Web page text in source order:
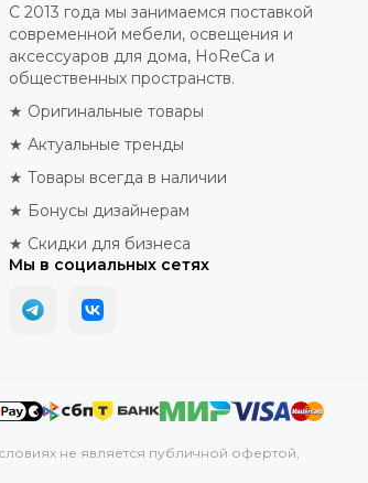
С 2013 года мы занимаемся поставкой
современной мебели, освещения и
аксессуаров для дома, HoReCa и
общественных пространств.
★ Оригинальные товары
★ Актуальные тренды
★ Товары всегда в наличии
★ Бонусы дизайнерам
★ Скидки для бизнеса
Мы в социальных сетях
не является публичной офертой,